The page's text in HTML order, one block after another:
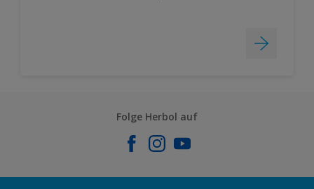
Folge Herbol auf